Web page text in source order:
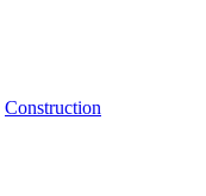
Construction